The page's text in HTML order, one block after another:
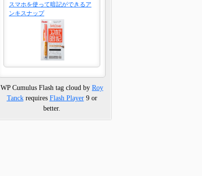
スマホを使って暗記ができるア
ンキスナップ
WP Cumulus Flash tag cloud by Roy
Tanckrequires Flash Player9 or
better.